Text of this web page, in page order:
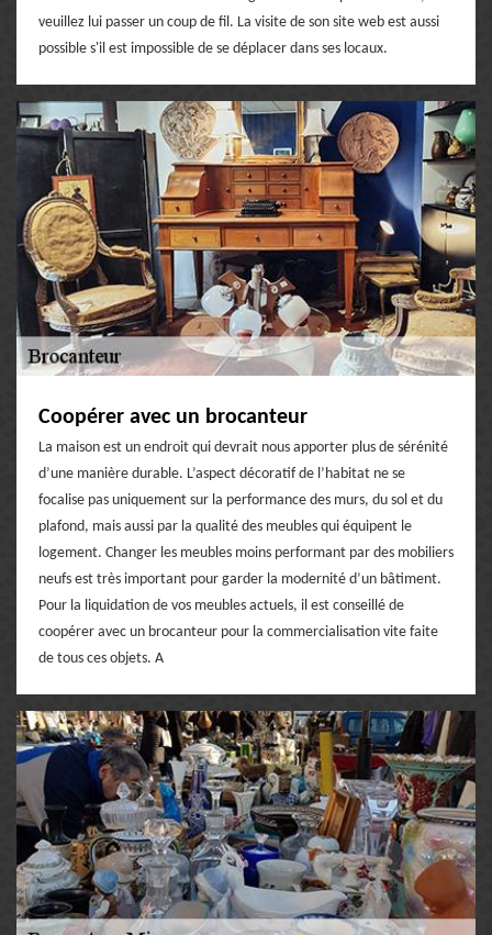
veuillez lui passer un coup de fil. La visite de son site web est aussi
possible s'il est impossible de se déplacer dans ses locaux.
Coopérer avec un brocanteur
La maison est un endroit qui devrait nous apporter plus de sérénité
d’une manière durable. L’aspect décoratif de l’habitat ne se
focalise pas uniquement sur la performance des murs, du sol et du
plafond, mais aussi par la qualité des meubles qui équipent le
logement. Changer les meubles moins performant par des mobiliers
neufs est très important pour garder la modernité d’un bâtiment.
Pour la liquidation de vos meubles actuels, il est conseillé de
coopérer avec un brocanteur pour la commercialisation vite faite
de tous ces objets. A